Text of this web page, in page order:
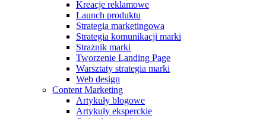
Kreacje reklamowe
Launch produktu
Strategia marketingowa
Strategia komunikacji marki
Strażnik marki
Tworzenie Landing Page
Warsztaty strategia marki
Web design
Content Marketing
Artykuły blogowe
Artykuły eksperckie